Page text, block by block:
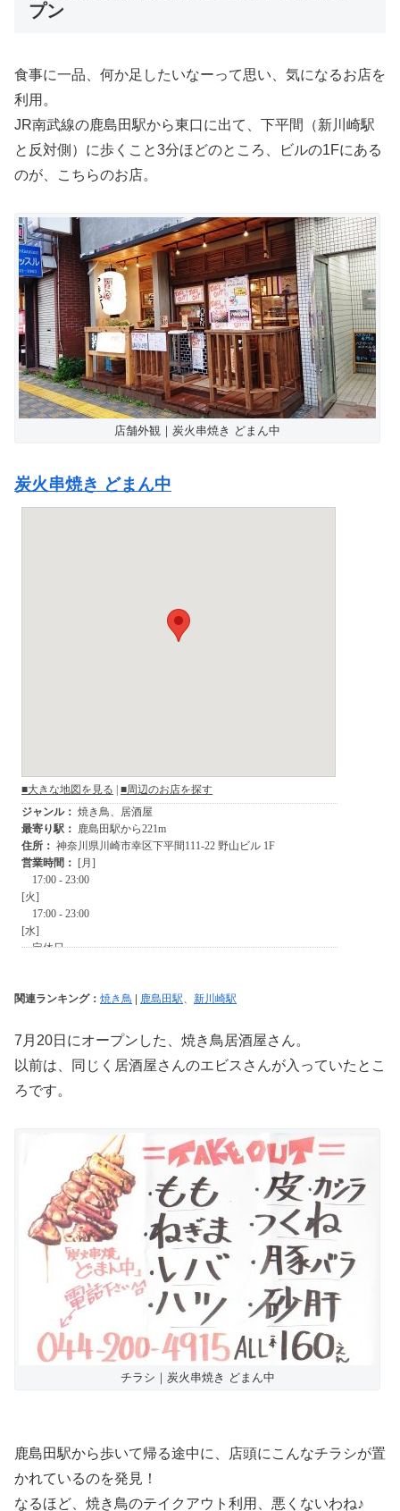
プン
食事に一品、何か足したいなーって思い、気になるお店を
利用。
JR南武線の鹿島田駅から東口に出て、下平間（新川崎駅
と反対側）に歩くこと3分ほどのところ、ビルの1Fにある
のが、こちらのお店。
店舗外観｜炭火串焼き どまん中
炭火串焼き どまん中
関連ランキング： 焼き鳥 鹿島田駅、 新川崎駅
7月20日にオープンした、焼き鳥居酒屋さん。
以前は、同じく居酒屋さんのエビスさんが入っていたとこ
ろです。
チラシ｜炭火串焼き どまん中
鹿島田駅から歩いて帰る途中に、店頭にこんなチラシが置
かれているのを発見！
なるほど、焼き鳥のテイクアウト利用、悪くないわね♪